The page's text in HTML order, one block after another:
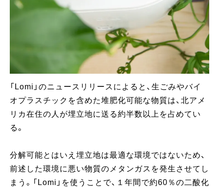
「Lomi」のニュースリリースによると、生ごみやバイ
オプラスチックを含めた堆肥化可能な物質は、北アメ
リカ在住の人が埋立地に送る約半数以上を占めてい
る。
分解可能とはいえ埋立地は最適な環境ではないため、
前述した環境に悪い物質のメタンガスを発生させてし
まう。「Lomi」を使うことで、１年間で約60％の二酸化